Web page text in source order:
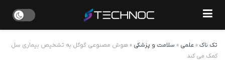
تک ناک» علمی » سلامت و پزشکی » هوش مصنوعی گوگل به تشخیص بیماری سل
کمک می کند